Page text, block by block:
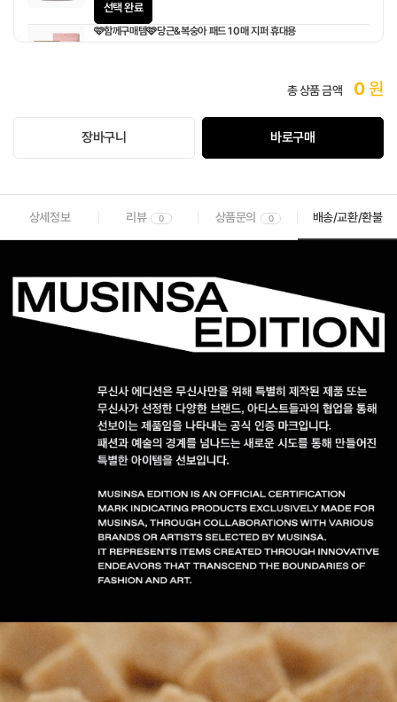
선택 완료
🩷함께구매템🩷당근&복숭아 패드 10매 지퍼 휴대용
총 상품 금액 0원
장바구니 바로구매
상세정보 리뷰 0 상품문의 0 배송/교환/환불